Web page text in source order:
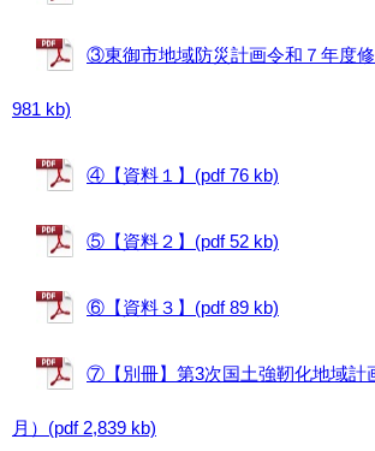
③東御市地域防災計画令和７年度
981 kb)
④【資料１】(pdf 76 kb)
⑤【資料２】(pdf 52 kb)
⑥【資料３】(pdf 89 kb)
⑦【別冊】第3次国土強靭化地域計
月）(pdf 2,839 kb)